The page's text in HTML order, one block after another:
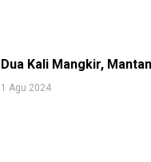
Dua Kali Mangkir,
1 Agu 2024